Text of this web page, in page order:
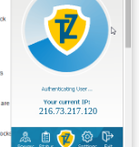
216.73.217.120